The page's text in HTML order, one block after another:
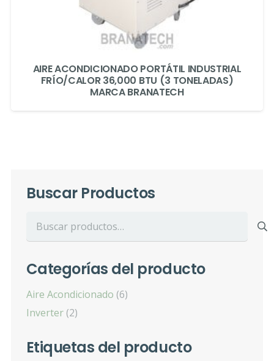
AIRE ACONDICIONADO PORTÁTIL INDUSTRIAL
FRÍO/CALOR 36,000 BTU (3 TONELADAS)
MARCA BRANATECH
Buscar Productos
Buscar
Categorías del producto
Aire Acondicionado (6)
Inverter (2)
Etiquetas del producto